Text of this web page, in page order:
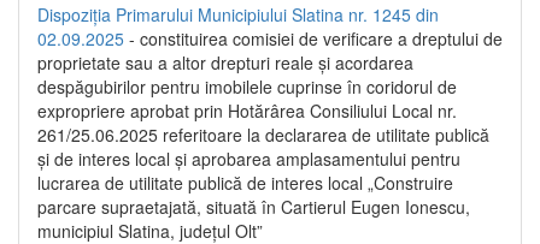
Dispoziția Primarului Municipiului Slatina nr. 1245 din
02.09.2025 - constituirea comisiei de verificare a dreptului de
proprietate sau a altor drepturi reale și acordarea
despăgubirilor pentru imobilele cuprinse în coridorul de
expropriere aprobat prin Hotărârea Consiliului Local nr.
261/25.06.2025 referitoare la declararea de utilitate publică
și de interes local și aprobarea amplasamentului pentru
lucrarea de utilitate publică de interes local „Construire
parcare supraetajată, situată în Cartierul Eugen Ionescu,
municipiul Slatina, județul Olt”